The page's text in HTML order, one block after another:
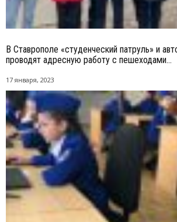
В Ставрополе «студенческий патруль» и
проводят адресную работу с пешеходами...
17 января, 2023